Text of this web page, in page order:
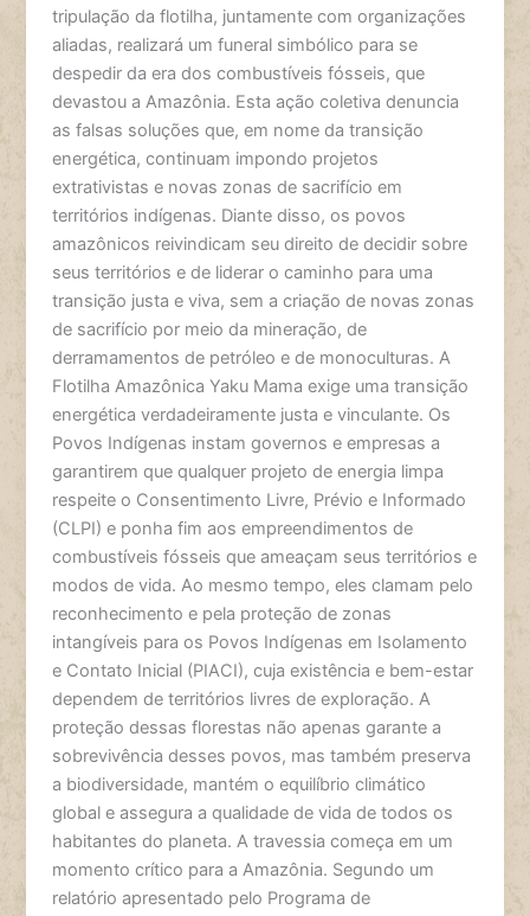
tripulação da flotilha, juntamente com organizações
aliadas, realizará um funeral simbólico para se
despedir da era dos combustíveis fósseis, que
devastou a Amazônia. Esta ação coletiva denuncia
as falsas soluções que, em nome da transição
energética, continuam impondo projetos
extrativistas e novas zonas de sacrifício em
territórios indígenas. Diante disso, os povos
amazônicos reivindicam seu direito de decidir sobre
seus territórios e de liderar o caminho para uma
transição justa e viva, sem a criação de novas zonas
de sacrifício por meio da mineração, de
derramamentos de petróleo e de monoculturas. A
Flotilha Amazônica Yaku Mama exige uma transição
energética verdadeiramente justa e vinculante. Os
Povos Indígenas instam governos e empresas a
garantirem que qualquer projeto de energia limpa
respeite o Consentimento Livre, Prévio e Informado
(CLPI) e ponha fim aos empreendimentos de
combustíveis fósseis que ameaçam seus territórios e
modos de vida. Ao mesmo tempo, eles clamam pelo
reconhecimento e pela proteção de zonas
intangíveis para os Povos Indígenas em Isolamento
e Contato Inicial (PIACI), cuja existência e bem-estar
dependem de territórios livres de exploração. A
proteção dessas florestas não apenas garante a
sobrevivência desses povos, mas também preserva
a biodiversidade, mantém o equilíbrio climático
global e assegura a qualidade de vida de todos os
habitantes do planeta. A travessia começa em um
momento crítico para a Amazônia. Segundo um
relatório apresentado pelo Programa de